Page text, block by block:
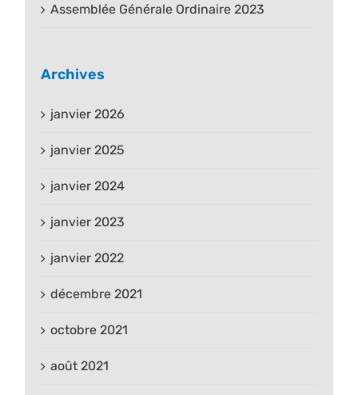
Assemblée Générale Ordinaire 2023
Archives
janvier 2026
janvier 2025
janvier 2024
janvier 2023
janvier 2022
décembre 2021
octobre 2021
août 2021